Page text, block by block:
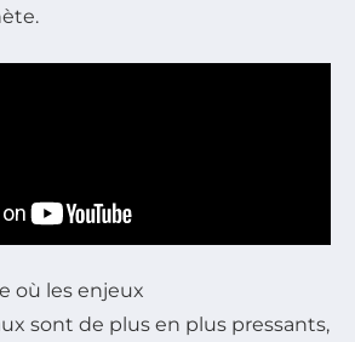
où les enjeux
sont de plus en plus pressants,